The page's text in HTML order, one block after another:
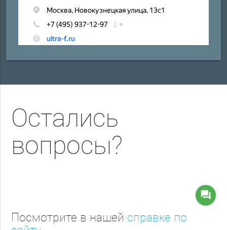
Остались
вопросы?
question_answer
Посмотрите в нашей справке по